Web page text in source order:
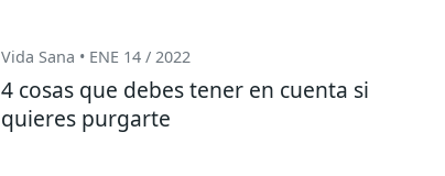
Vida Sana • ENE 14 / 2022
4 cosas que debes tener en cuenta si
quieres purgarte